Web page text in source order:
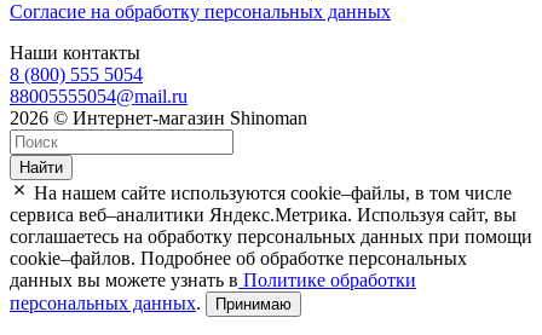
Согласие на обработку персональных данных
Наши контакты
8 (800) 555 5054
88005555054@mail.ru
2026 © Интернет-магазин Shinoman
Найти
На нашем сайте используются cookie–файлы, в том числе
сервиса веб–аналитики Яндекс.Метрика. Используя сайт, вы
соглашаетесь на обработку персональных данных при помощи
cookie–файлов. Подробнее об обработке персональных
данных вы можете узнать в Политике обработки
персональных данных. Принимаю